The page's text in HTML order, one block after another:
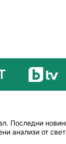
Последни
анализи от